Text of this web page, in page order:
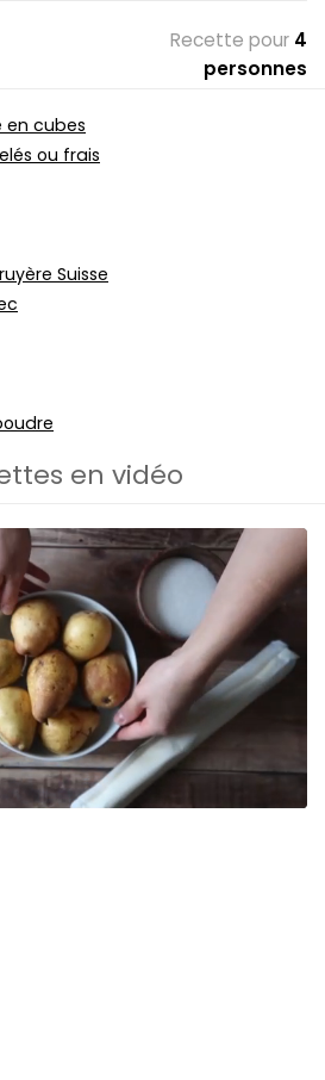
Recette pour 4
personnes
cubes
ou frais
Suisse
en vidéo